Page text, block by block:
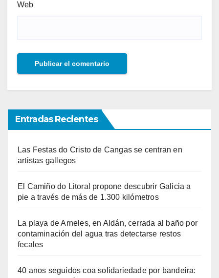
Web
Entradas Recientes
Las Festas do Cristo de Cangas se centran en
artistas gallegos
El Camiño do Litoral propone descubrir Galicia a
pie a través de más de 1.300 kilómetros
La playa de Arneles, en Aldán, cerrada al baño por
contaminación del agua tras detectarse restos
fecales
40 anos seguidos coa solidariedade por bandeira: